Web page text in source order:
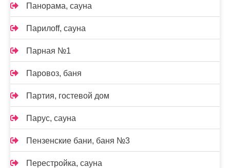
Панорама, сауна
Парилоff, сауна
Парная №1
Паровоз, баня
Партия, гостевой дом
Парус, сауна
Пензенские бани, баня №3
Перестройка, сауна